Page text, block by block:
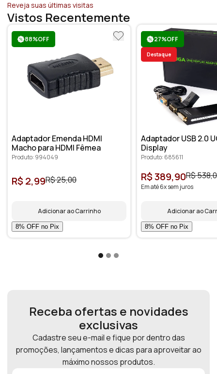
Reveja suas últimas visitas
Vistos Recentemente
88%OFF
Adaptador Emenda HDMI
Macho para HDMI Fêmea
Produto: 994049
R$ 2,99R$ 25,00
Adicionar ao Carrinho
27%OFF
Destaque
Adaptador USB 2.0
Display
Produto: 685611
R$ 389,90R$
Em até 6x sem juros
Adicionar ao
Receba ofertas e novidades
exclusivas
Cadastre seu e-mail e fique por dentro das
promoções, lançamentos e dicas para aproveitar ao
máximo nossos produtos.